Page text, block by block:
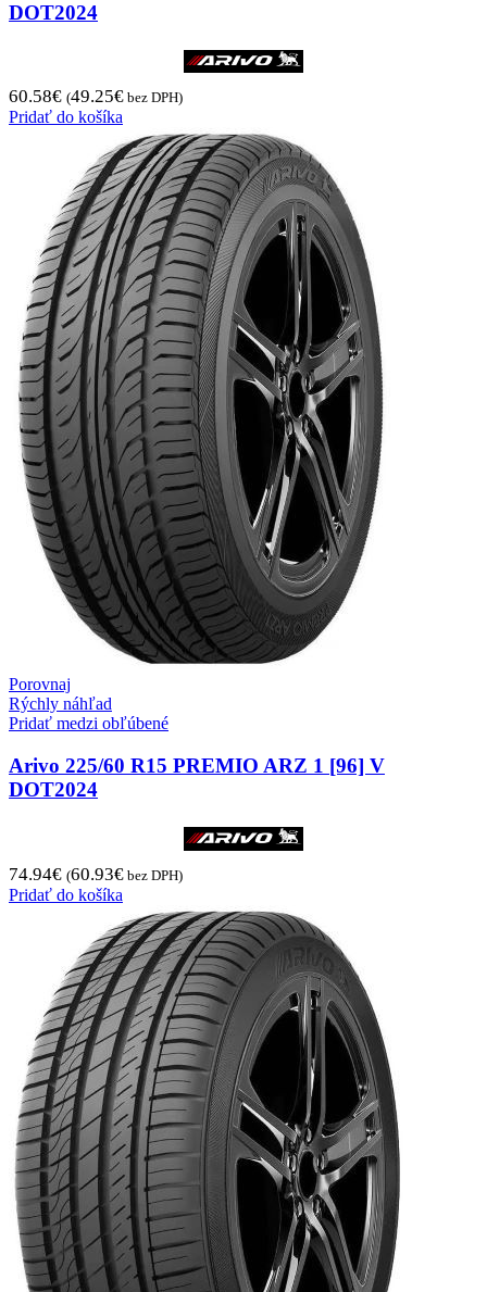
DOT2024
60.58€ (49.25€ bez DPH)
Pridať do košíka
Porovnaj
Rýchly náhľad
Pridať medzi obľúbené
Arivo 225/60 R15 PREMIO ARZ 1 [96] V
DOT2024
74.94€ (60.93€ bez DPH)
Pridať do košíka